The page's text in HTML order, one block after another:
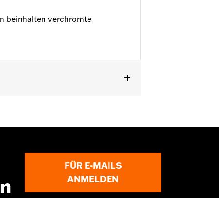
beinhalten verchromte
FÜR E-MAILS
ANMELDEN